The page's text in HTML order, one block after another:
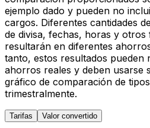
ejemplo dado y pueden no
cargos. Diferentes cantidades
de divisa, fechas, horas y otros
resultarán en diferentes
tanto, estos resultados pueden
ahorros reales y deben usarse
gráfico de comparación de
trimestralmente.
Tarifas Valor convertido